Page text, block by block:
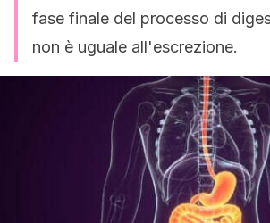
fase finale del processo di
non è uguale all'escrezione.